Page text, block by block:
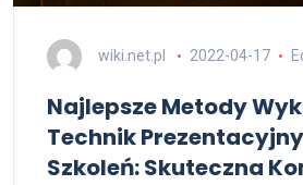
wiki.net.pl 2022-04-17
Najlepsze Metody
Technik
Szkoleń: Skuteczna